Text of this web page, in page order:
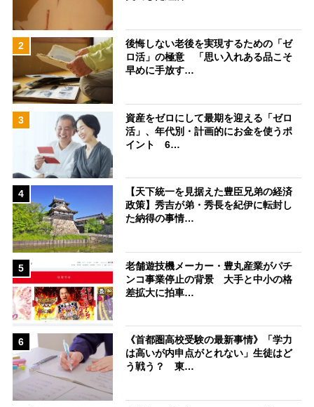
2
後悔しない老後を実現するための「ゼ
ロ活」の極意 「思い入れある品こそ
早めに手放す…
3
資産をゼロにして最期を迎える「ゼロ
活」、年代別・計画的にお金を使うポ
イント 6…
4
【天下統一を見据えた豊臣兄弟の経済
政策】秀吉が弟・秀長を紀伊に転封し
た納得の事情…
5
老舗遊技機メーカー・豊丸産業がパチ
ンコ事業停止の背景 大手と中小の格
差拡大に拍車…
6
《首都圏高校受験の最新事情》「学力
は高いが内申点がとれない」生徒はど
う戦う？ 東…